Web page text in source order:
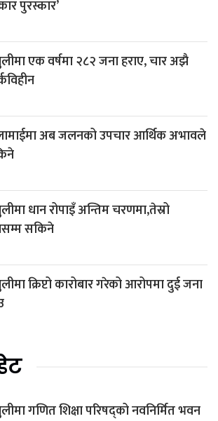
पुरस्कार’
एक वर्षमा २८२ जना हराए, चार अझै
अब जलनको उपचार आर्थिक अभावले
धान रोपाइँ अन्तिम चरणमा,तेस्रो
सकिने
क्रिप्टो कारोबार गरेको आरोपमा दुई जना
गणित शिक्षा परिषद्को नवनिर्मित भवन